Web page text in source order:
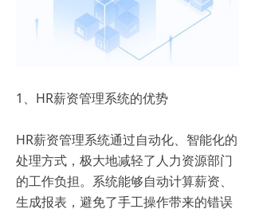
1、HR薪资管理系统的优势
HR薪资管理系统通过自动化、智能化的
处理方式，极大地减轻了人力资源部门
的工作负担。系统能够自动计算薪资、
生成报表，避免了手工操作带来的错误